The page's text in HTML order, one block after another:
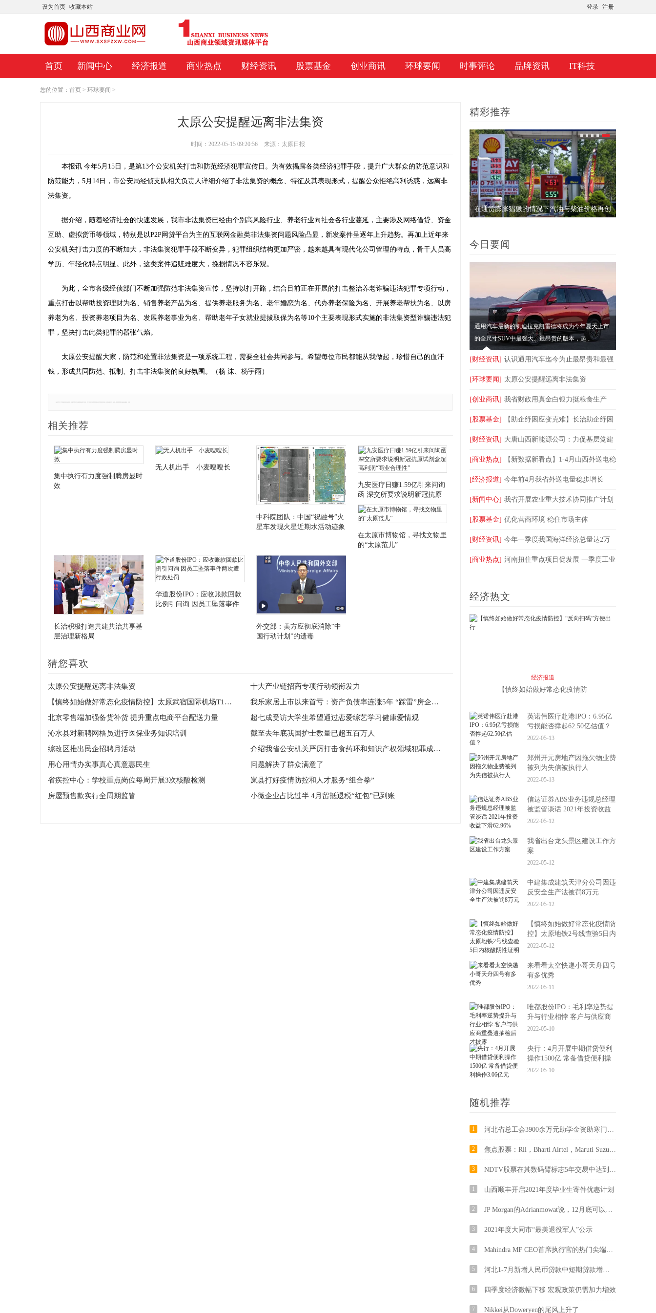
设为首页 收藏本站 登录 注册
首页 新闻中心 经济报道 商业热点 财经资讯 股票基金 创业商讯 环球要闻 时事评论 品牌资讯 IT科技
您的位置： 首页 > 环球要闻 >
太原公安提醒远离非法集资
时间：2022-05-15 09:20:56 来源：太原日报
本报讯 今年5月15日，是第13个公安机关打击和防范经济犯罪宣传日。为有效揭露各类经济犯罪手段，提升广大群众的防范意识和
防范能力，5月14日，市公安局经侦支队相关负责人详细介绍了非法集资的概念、特征及其表现形式，提醒公众拒绝高利诱惑，远离非
法集资。
据介绍，随着经济社会的快速发展，我市非法集资已经由个别高风险行业、养老行业向社会各行业蔓延，主要涉及网络借贷、资金
互助、虚拟货币等领域，特别是以P2P网贷平台为主的互联网金融类非法集资问题风险凸显，新发案件呈逐年上升趋势。再加上近年来
公安机关打击力度的不断加大，非法集资犯罪手段不断变异，犯罪组织结构更加严密，越来越具有现代化公司管理的特点，骨干人员高
学历、年轻化特点明显。此外，这类案件追赃难度大，挽损情况不容乐观。
为此，全市各级经侦部门不断加强防范非法集资宣传，坚持以打开路，结合目前正在开展的打击整治养老诈骗违法犯罪专项行动，
重点打击以帮助投资理财为名、销售养老产品为名、提供养老服务为名、老年婚恋为名、代办养老保险为名、开展养老帮扶为名、以房
养老为名、投资养老项目为名、发展养老事业为名、帮助老年子女就业提拔取保为名等10个主要表现形式实施的非法集资型诈骗违法犯
罪，坚决打击此类犯罪的嚣张气焰。
太原公安提醒大家，防范和处置非法集资是一项系统工程，需要全社会共同参与。希望每位市民都能从我做起，珍惜自己的血汗
钱，形成共同防范、抵制、打击非法集资的良好氛围。（杨 沫、杨宇雨）
相关推荐
集中执行有力度强制腾房显时
效
无人机出手 小麦嗖嗖长
中科院团队：中国“祝融号”火
星车发现火星近期水活动迹象
九安医疗日赚1.59亿引来问询
函 深交所要求说明新冠抗原
试剂盒超高利润“商业合理性”
在太原市博物馆，寻找文物里
的“太原范儿”
长治积极打造共建共治共享基
层治理新格局
华道股份IPO：应收账款回款
比例引问询 因员工坠落事件
外交部：美方应彻底消除“中
国行动计划”的遗毒
猜您喜欢
太原公安提醒远离非法集资
十大产业链招商专项行动领衔发力
【慎终如始做好常态化疫情防控】太原武宿国际机场T1航站楼17日起恢复运行
我乐家居上市以来首亏：资产负债率连涨5年 “踩雷”房企后持续优化大宗客户结构
北京零售端加强备货补货 提升重点电商平台配送力量
超七成受访大学生希望通过恋爱综艺学习健康爱情观
沁水县对新聘网格员进行医保业务知识培训
截至去年底我国护士数量已超五百万人
综改区推出民企招聘月活动
介绍我省公安机关严厉打击食药环和知识产权领域犯罪成果等情况
用心用情办实事真心真意惠民生
问题解决了群众满意了
省疾控中心：学校重点岗位每周开展3次核酸检测
岚县打好疫情防控和人才服务“组合拳”
房屋预售款实行全周期监管
小微企业占比过半 4月留抵退税“红包”已到账
精彩推荐
间才能将产品从受影响的工厂送回商店
在通货膨胀猖獗的情况下汽油与柴油价格再创
今日要闻
通用汽车最新的凯迪拉克凯雷德将成为今年夏天上市
的全尺寸SUV中最强大、最昂贵的版本，起...
[财经资讯] 认识通用汽车迄今为止最昂贵和最强
大的凯迪拉克凯雷德 起价150000美元
[环球要闻] 太原公安提醒远离非法集资
[创业商讯] 我省财政用真金白银力挺粮食生产
[股票基金] 【助企纾困应变克难】长治助企纾困
打出“组合拳”
[财经资讯] 大唐山西新能源公司：力促基层党建
工作与项目投产深度融合
[商业热点] 【新数据新看点】1-4月山西外送电稳
步增长
[经济报道] 今年前4月我省外送电量稳步增长
[新闻中心] 我省开展农业重大技术协同推广计划
[股票基金] 优化营商环境 稳住市场主体
[财经资讯] 今年一季度我国海洋经济总量达2万
亿元
[商业热点] 河南扭住重点项目促发展 一季度工业
经济热文
经济报道
【慎终如始做好常态化疫情防
英诺伟医疗赴港IPO：6.95亿
亏损能否撑起62.50亿估值？
2022-05-13
郑州开元房地产因拖欠物业费
被列为失信被执行人
2022-05-13
信达证券ABS业务违规总经理
被监管谈话 2021年投资收益
下滑62.96%
2022-05-12
我省出台龙头景区建设工作方
案
2022-05-12
中建集成建筑天津分公司因违
反安全生产法被罚8万元
2022-05-12
【慎终如始做好常态化疫情防
控】太原地铁2号线查验5日内
核酸阴性证明
2022-05-12
来看看太空快递小哥天舟四号
有多优秀
2022-05-11
唯都股份IPO：毛利率逆势提
升与行业相悖 客户与供应商
重叠遭抽检后才披露
2022-05-10
央行：4月开展中期借贷便利
操作1500亿 常备借贷便利操
作3.06亿元
2022-05-10
随机推荐
1 河北省总工会3900余万元助学金资助寒门学子
2 焦点股票：Ril，Bharti Airtel，Maruti Suzuki，煤炭印度留在ActionToday
3 NDTV股票在其数码臂标志5年交易中达到了10％的上路，其中达到了Taboola
1 山西顺丰开启2021年度毕业生寄件优惠计划
2 JP Morgan的Adrianmowat说，12月底可以达到10,000岁
3 2021年度大同市“最美退役军人”公示
4 Mahindra MF CEO首席执行官的热门尖端在上升股市上识别高质量的股票
5 河北1-7月新增人民币贷款中短期贷款增加713亿元
6 四季度经济微幅下移 宏观政策仍需加力增效
7 Nikkei从Doweryen的尾风上升了